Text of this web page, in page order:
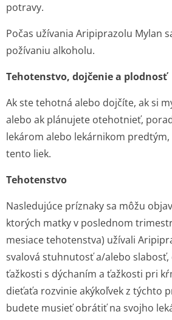
potravy.
Počas užívania Aripiprazolu Mylan
požívaniu alkoholu.
Tehotenstvo, dojčenie a plodnosť
Ak ste tehotná alebo dojčíte, ak si
alebo ak plánujete otehotnieť,
lekárom alebo lekárnikom
tento liek.
Tehotenstvo
Nasledujúce príznaky sa môžu
ktorých matky v poslednom
mesiace tehotenstva) užívali
svalová stuhnutosť a/alebo
ťažkosti s dýchaním a ťažkosti pri
dieťaťa rozvinie akýkoľvek z týchto
budete musieť obrátiť na svojho